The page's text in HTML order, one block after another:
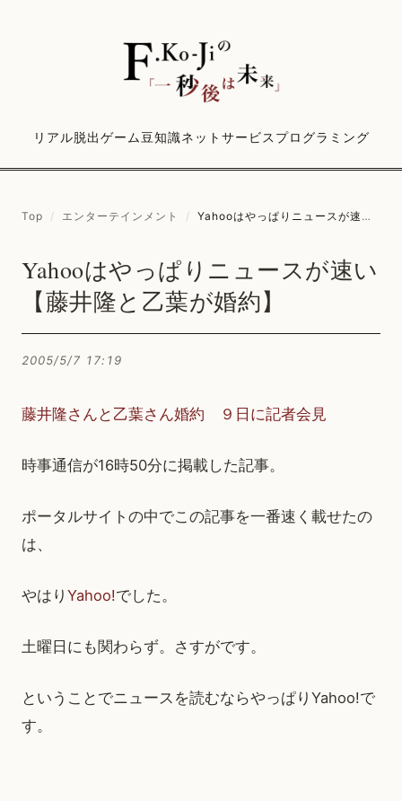
リアル脱出ゲーム豆知識ネットサービス プログラミング
Top / エンターテインメント / Yahooはやっぱりニュースが速い【藤井隆と乙葉が婚約】
Yahooはやっぱりニュースが速い
【藤井隆と乙葉が婚約】
2005/5/7 17:19
藤井隆さんと乙葉さん婚約 ９日に記者会見
時事通信が16時50分に掲載した記事。
ポータルサイトの中でこの記事を一番速く載せたの
は、
やはり Yahoo!でした。
土曜日にも関わらず。さすがです。
ということでニュースを読むならやっぱりYahoo!で
す。